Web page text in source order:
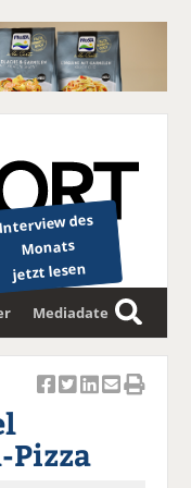
Interview des
Monats
jetzt lesen
Mediadaten
S
u
c
k k k
Pizza